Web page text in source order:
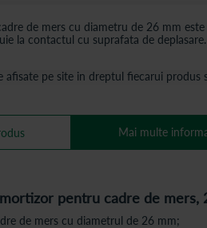
de mers cu diametru de 26 mm
la contactul cu suprafata de deplasare.
afisate pe site in dreptul fiecarui
pentru cadre de mers,
de mers cu diametrul de 26 mm;
Mai multe